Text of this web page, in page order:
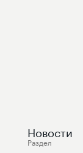
Новости
Раздел